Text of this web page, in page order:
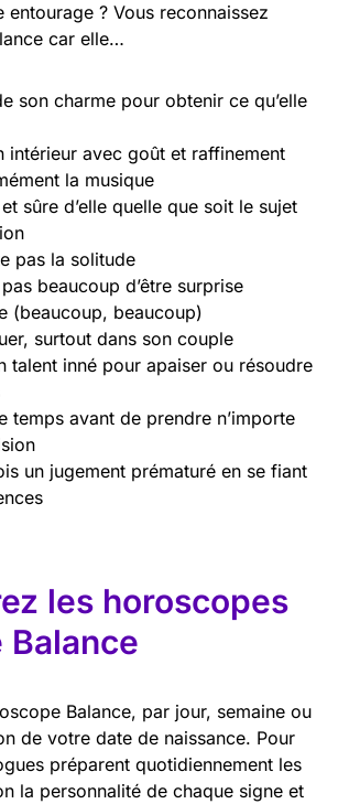
entourage ? Vous reconnaissez
car elle…
son charme pour obtenir ce qu’elle
intérieur avec goût et raffinement
la musique
et sûre d’elle quelle que soit le sujet
pas la solitude
pas beaucoup d’être surprise
(beaucoup, beaucoup)
surtout dans son couple
talent inné pour apaiser ou résoudre
temps avant de prendre n’importe
un jugement prématuré en se fiant
les horoscopes
Balance
Balance, par jour, semaine ou
de votre date de naissance. Pour
préparent quotidiennement les
la personnalité de chaque signe et